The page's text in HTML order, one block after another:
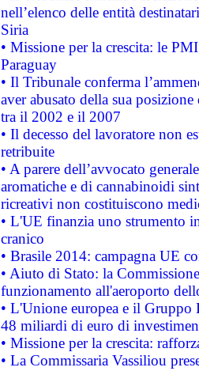
nell’elenco delle entità
Siria
• Missione per la crescita: le
Paraguay
• Il Tribunale conferma
aver abusato della sua
tra il 2002 e il 2007
• Il decesso del lavoratore non
retribuite
• A parere dell’avvocato
aromatiche e di cannabinoidi
ricreativi non costituiscono
• L'UE finanzia uno strumento
cranico
• Brasile 2014: campagna UE
• Aiuto di Stato: la
funzionamento all'aeroporto
• L'Unione europea e il
48 miliardi di euro di
• Missione per la crescita:
• La Commissaria Vassiliou